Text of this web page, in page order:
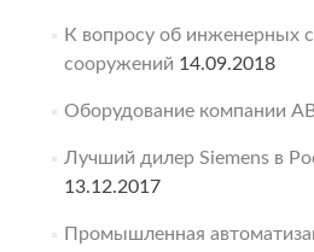
К вопросу об инженерных
сооружений 14.09.2018
Оборудование компании
Лучший дилер Siemens в
13.12.2017
Промышленная